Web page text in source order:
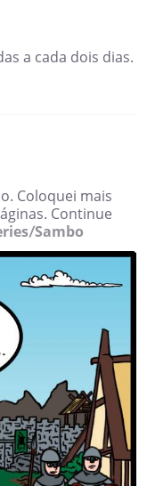
a cada dois dias.
Coloquei mais
Continue
Sambo